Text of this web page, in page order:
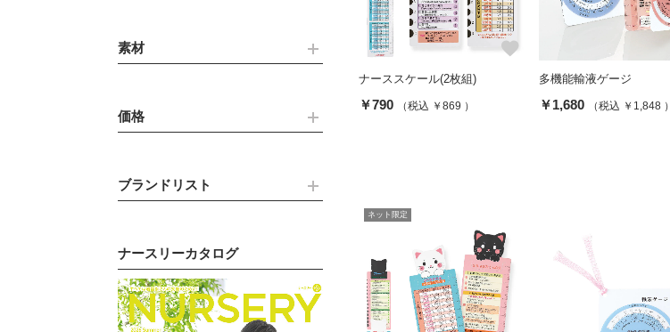
素材
価格
ブランドリスト
ナースリーカタログ
favorite
ナーススケール(2枚組)
￥790 （税込 ￥869 ）
多機能輸液ゲージ
￥1,680 （税込 ￥1,848 ）
ネット限定